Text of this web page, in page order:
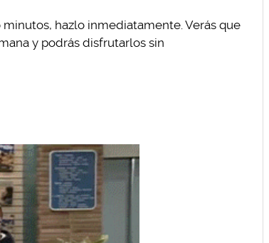
hazlo inmediatamente. Verás que
y podrás disfrutarlos sin